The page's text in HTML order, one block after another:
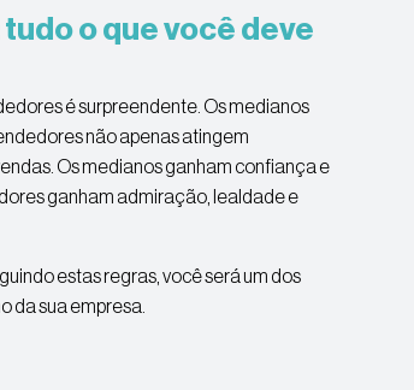
o que você deve
é surpreendente. Os medianos
não apenas atingem
Os medianos ganham confiança e
ganham admiração, lealdade e
estas regras, você será um dos
da sua empresa.